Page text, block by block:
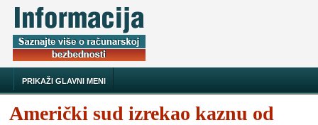
PRIKAŽI GLAVNI MENI
Američki sud izrekao kaznu od